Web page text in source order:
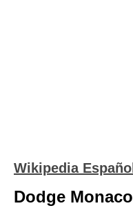
Wikipedia Español
Dodge Monaco